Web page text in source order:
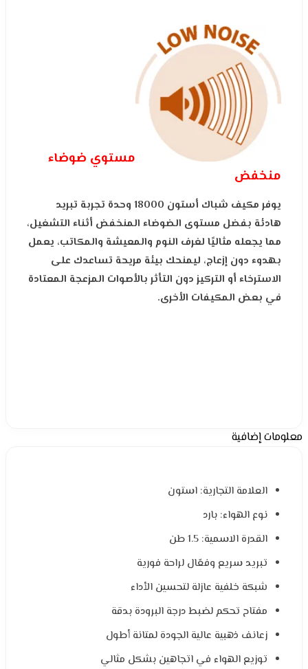
مستوي ضوضاء
منخفض
يوفر مكيف شباك أستون 18000 وحدة تجربة تبريد
هادئة بفضل مستوى الضوضاء المنخفض أثناء التشغيل،
مما يجعله مثاليًا لغرف النوم والمعيشة والمكاتب، يعمل
بهدوء دون إزعاج، ليمنحك بيئة مريحة تساعدك على
الاسترخاء أو التركيز دون التأثر بالأصوات المزعجة المعتادة
في بعض المكيفات الأخرى.
معلومات إضافية
العلامة التجارية: استون
نوع الهواء: بارد
القدرة الاسمية: 1.5 طن
تبريد سريع وفعّال لراحة فورية
شبكة خلفية عازلة لتحسين الأداء
مفتاح تحكم لضبط درجة البرودة بدقة
زعانف ذهبية عالية الجودة لمتانة أطول
توزيع الهواء في اتجاهين بشكل مثالي